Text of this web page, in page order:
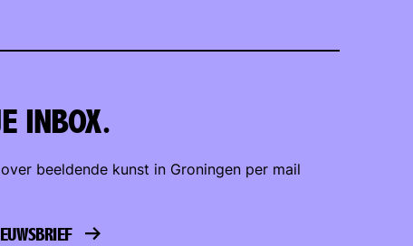
INBOX.
beeldende kunst in Groningen per mail